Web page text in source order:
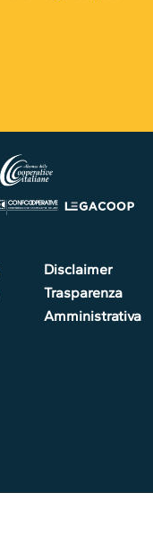
Disclaimer
Trasparenza
Amministrativa